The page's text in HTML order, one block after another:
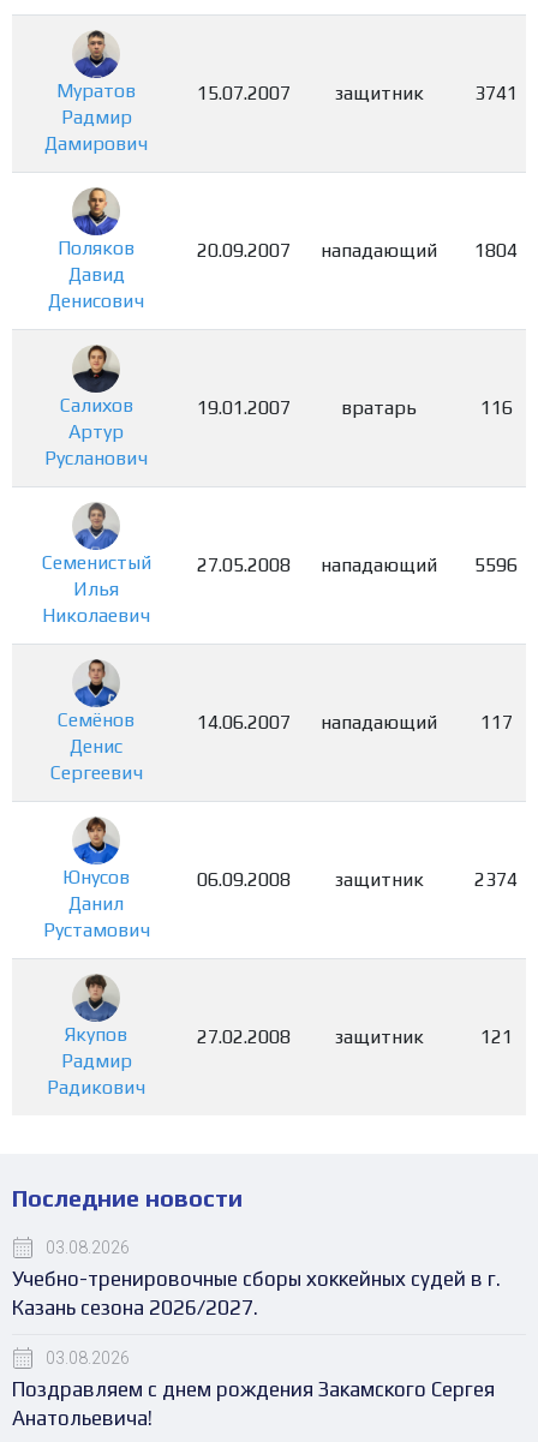
Муратов
Радмир
Дамирович
15.07.2007 защитник 3741
Поляков
Давид
Денисович
20.09.2007 нападающий 1804
Салихов
Артур
Русланович
19.01.2007 вратарь 116
Семенистый
Илья
Николаевич
27.05.2008 нападающий 5596
Семёнов
Денис
Сергеевич
14.06.2007 нападающий 117
Юнусов
Данил
Рустамович
06.09.2008 защитник 2374
Якупов
Радмир
Радикович
27.02.2008 защитник 121
Последние новости
03.08.2026
Учебно-тренировочные сборы хоккейных судей в г.
Казань сезона 2026/2027.
03.08.2026
Поздравляем с днем рождения Закамского Сергея
Анатольевича!